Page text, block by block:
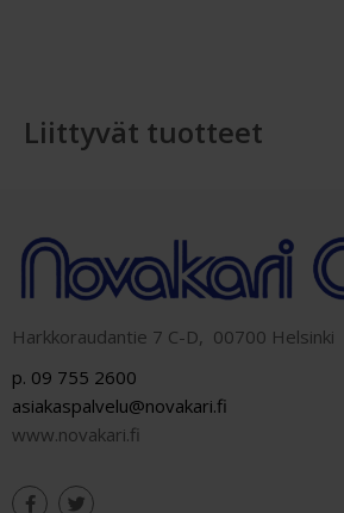
Liittyvät tuotteet
Harkkoraudantie 7 C-D, 00700 Helsinki
p. 09 755 2600
asiakaspalvelu@novakari.fi
www.novakari.fi